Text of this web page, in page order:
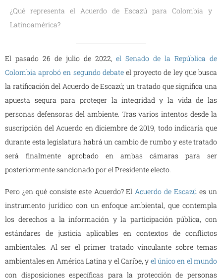
¿Qué representa el Acuerdo de Escazú para Colombia y
Latinoamérica?
El pasado 26 de julio de 2022, el Senado de la República de
Colombia aprobó en segundo debate el proyecto de ley que busca
la ratificación del Acuerdo de Escazú; un tratado que significa una
apuesta segura para proteger la integridad y la vida de las
personas defensoras del ambiente. Tras varios intentos desde la
suscripción del Acuerdo en diciembre de 2019, todo indicaría que
durante esta legislatura habrá un cambio de rumbo y este tratado
será finalmente aprobado en ambas cámaras para ser
posteriormente sancionado por el Presidente electo.
Pero ¿en qué consiste este Acuerdo? El Acuerdo de Escazúes un
instrumento jurídico con un enfoque ambiental, que contempla
los derechos a la información y la participación pública, con
estándares de justicia aplicables en contextos de conflictos
ambientales. Al ser el primer tratado vinculante sobre temas
ambientales en América Latina y el Caribe, y el único en el mundo
con disposiciones específicas para la protección de personas